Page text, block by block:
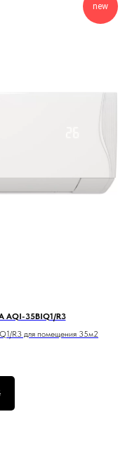
new
AQI-35BIQ1/R3
R3 для помещения 35м2